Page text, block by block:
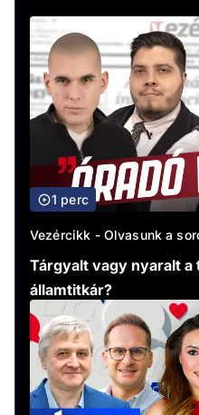
1 perc
Vezércikk - Olvasunk a
Tárgyalt vagy nyaralt a
államtitkár?